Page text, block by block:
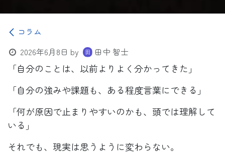
コラム
2026年6月8日 by 田中 智士
「自分のことは、以前よりよく分かってきた」
「自分の強みや課題も、ある程度言葉にできる」
「何が原因で止まりやすいのかも、頭では理解して
いる」
それでも、現実は思うように変わらない。